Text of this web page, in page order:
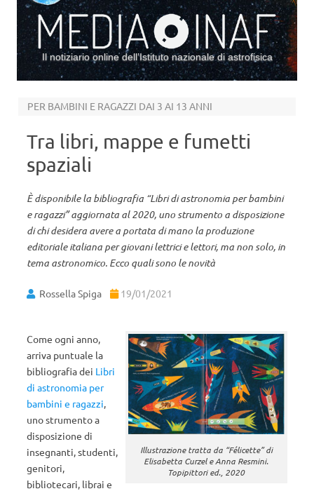
Il notiziario online dell’Istituto nazionale di astrofisica
PER BAMBINI E RAGAZZI DAI 3 AI 13 ANNI
Tra libri, mappe e fumetti
spaziali
È disponibile la bibliografia “Libri di astronomia per bambini
e ragazzi” aggiornata al 2020, uno strumento a disposizione
di chi desidera avere a portata di mano la produzione
editoriale italiana per giovani lettrici e lettori, ma non solo, in
tema astronomico. Ecco quali sono le novità
Rossella Spiga 19/01/2021
Illustrazione tratta da “Félicette” di
Elisabetta Curzel e Anna Resmini.
Topipittori ed., 2020
Come ogni anno,
arriva puntuale la
bibliografia dei Libri
di astronomia per
bambini e ragazzi,
uno strumento a
disposizione di
insegnanti, studenti,
genitori,
bibliotecari, librai e